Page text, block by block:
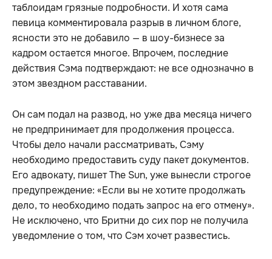
таблоидам грязные подробности. И хотя сама
певица комментировала разрыв в личном блоге,
ясности это не добавило — в шоу-бизнесе за
кадром остается многое. Впрочем, последние
действия Сэма подтверждают: не все однозначно в
этом звездном расставании.
Он сам подал на развод, но уже два месяца ничего
не предпринимает для продолжения процесса.
Чтобы дело начали рассматривать, Сэму
необходимо предоставить суду пакет документов.
Его адвокату, пишет The Sun, уже вынесли строгое
предупреждение: «Если вы не хотите продолжать
дело, то необходимо подать запрос на его отмену».
Не исключено, что Бритни до сих пор не получила
уведомление о том, что Сэм хочет развестись.